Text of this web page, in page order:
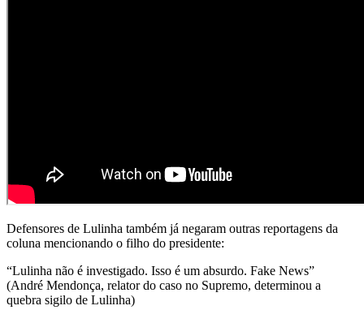
Defensores de Lulinha também já negaram outras reportagens da
coluna mencionando o filho do presidente:
“Lulinha não é investigado. Isso é um absurdo. Fake News”
(André Mendonça, relator do caso no Supremo, determinou a
quebra sigilo de Lulinha)